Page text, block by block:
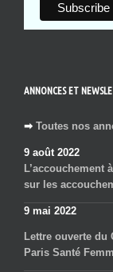
ANNONCES ET
➡ Toutes nos
9 août 2022
sur les
9 mai 2022
Lettre ouverte
Paris Santé